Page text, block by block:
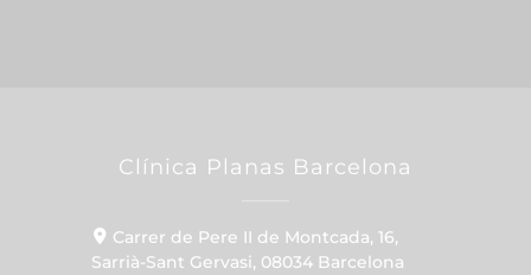
Clínica Planas Barcelona
Carrer de Pere II de Montcada, 16,
Sarrià-Sant Gervasi, 08034 Barcelona